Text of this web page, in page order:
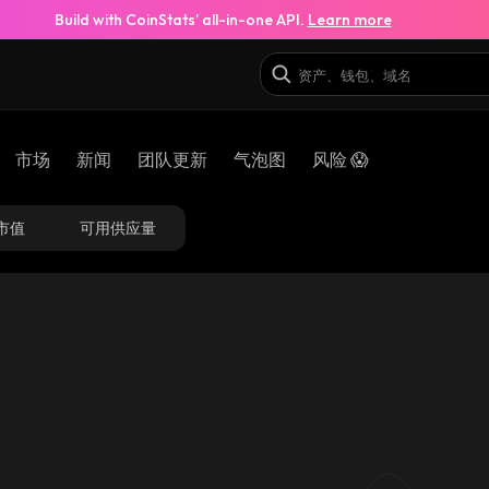
Build with CoinStats’ all-in-one API. Learn more
市场 新闻 团队更新 气泡图 风险 😱
值 可用供应量